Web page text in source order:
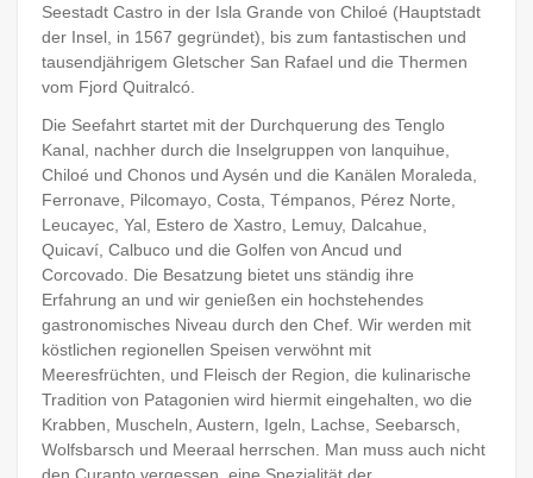
Seestadt Castro in der Isla Grande von Chiloé (Hauptstadt
der Insel, in 1567 gegründet), bis zum fantastischen und
tausendjährigem Gletscher San Rafael und die Thermen
vom Fjord Quitralcó.
Die Seefahrt startet mit der Durchquerung des Tenglo
Kanal, nachher durch die Inselgruppen von lanquihue,
Chiloé und Chonos und Aysén und die Kanälen Moraleda,
Ferronave, Pilcomayo, Costa, Témpanos, Pérez Norte,
Leucayec, Yal, Estero de Xastro, Lemuy, Dalcahue,
Quicaví, Calbuco und die Golfen von Ancud und
Corcovado. Die Besatzung bietet uns ständig ihre
Erfahrung an und wir genießen ein hochstehendes
gastronomisches Niveau durch den Chef. Wir werden mit
köstlichen regionellen Speisen verwöhnt mit
Meeresfrüchten, und Fleisch der Region, die kulinarische
Tradition von Patagonien wird hiermit eingehalten, wo die
Krabben, Muscheln, Austern, Igeln, Lachse, Seebarsch,
Wolfsbarsch und Meeraal herrschen. Man muss auch nicht
den Curanto vergessen, eine Spezialität der